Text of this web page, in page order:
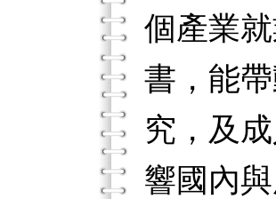
個產業
書，能
究，及
響國內